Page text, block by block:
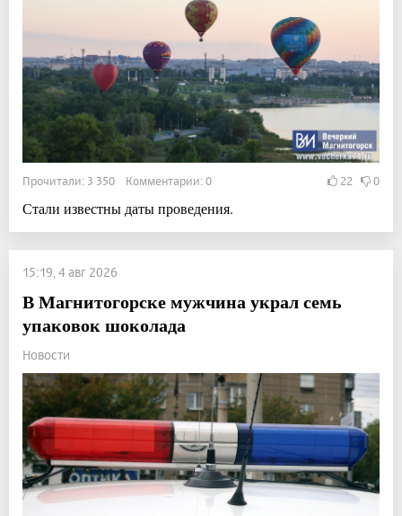
Прочитали: 3 350 Комментарии: 0 22 0
Стали известны даты проведения.
15:19, 4 авг 2026
В Магнитогорске мужчина украл семь
упаковок шоколада
Новости